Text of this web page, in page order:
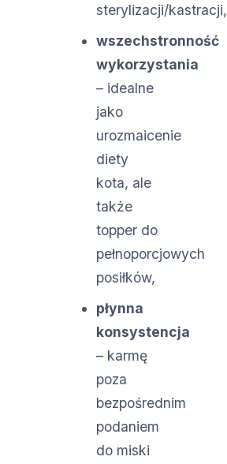
sterylizacji/kastracji,
wszechstronność
wykorzystania
– idealne
jako
urozmaicenie
diety
kota, ale
także
topper do
pełnoporcjowych
posiłków,
płynna
konsystencja
– karmę
poza
bezpośrednim
podaniem
do miski